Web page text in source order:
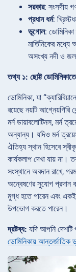
সরকার: সংসদীয়
প্রধান ধর্ম:
ভূগোল: ডোমিনিকা
মার্তিনিকের
অসংখ্য নদী ও
তথ্য ১: ছোট্ট
ডোমিনিকা, যা
রয়েছে নয়টি আগ্নেয়গিরি
মর্ন ডায়াবলোটিনস, মর্ন
অন্যান্য। যদিও মর্ন
ঐতিহ্য স্থান হিসেবে
কার্যকলাপ দেখা যায় না।
সংস্থানে অবদান রাখে,
অন্বেষণের সুযোগ প্রদান
মুগ্ধ হতে পারেন এবং একই
উপভোগ করতে পারেন।
দ্রষ্টব্য: যদি আপনি দেশটি
ডোমিনিকায় আন্তর্জাতিক